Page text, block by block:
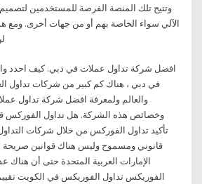
وتتيح تلك المنصة الفرصة للمستخدمين
الآلي سواء الخاصة بهم أو من جهات أخرى. ومع
افضل شركة تداول عملات في دبي. كيف احدد
في دبي ، هناك كم كبير من شركات تداول
والعالم ولمعرفة افضل شركة تداول
وخصائص هذه الشركة. هل تداول الفوركس
تأكيد تداول الفوركس من خلال شركات
قانوني ومسموح وليس هناك قوانين صريحة
الإمارات العربية المتحدة حتى أن
الفوريكس تداول الفوريكس في الكويت